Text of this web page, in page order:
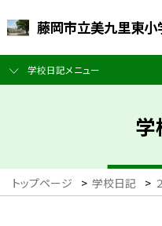
藤岡市立美九里東小
学校日記メニュー
学
トップページ > 学校日記 >